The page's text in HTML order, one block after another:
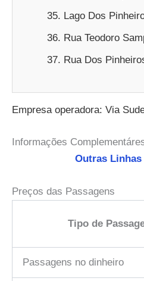
Lago Dos
Rua Teodoro
Rua Dos
Empresa operadora: Via
Informações
Outras Linhas
Preços das Passagens
Tipo de
Passagens no dinheiro